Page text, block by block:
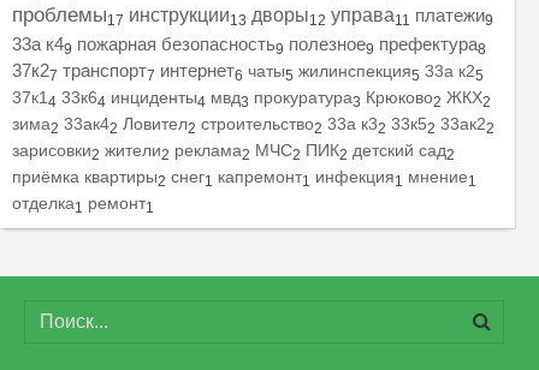
проблемы17 инструкции13 дворы12 управа11 платежи9
33а к49 пожарная безопасность9 полезное9 префектура8
37к27 транспорт7 интернет6 чаты5 жилинспекция5 33а к25
37к1 4 33к64 инциденты4 мвд3 прокуратура3 Крюково2 ЖКХ2
зима2 33ак42 Ловител2 строительство2 33а к32 33к52 33ак22
зарисовки2 жители2 реклама2 МЧС2 ПИК2 детский сад2
приёмка квартиры2 снег1 капремонт1 инфекция1 мнение1
отделка1 ремонт1